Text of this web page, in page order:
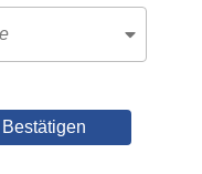
Bestätigen